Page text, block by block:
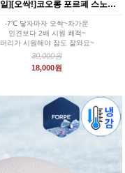
[40%세일][오싹!]코오롱 포르페 스노우터치 냉감 베개커버 5style
-7℃ 닿자마자 오싹~차가운
인견보다 2배 시원 쾌적~
머리가 시원해야 잠도 잘와요~
30,000원
18,000원